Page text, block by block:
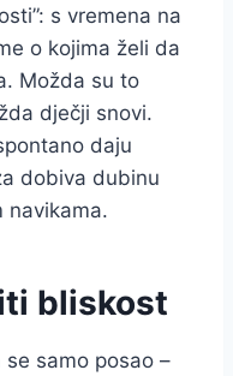
s vremena na
o kojima želi da
Možda su to
dječji snovi.
daju
dobiva dubinu
navikama.
bliskost
samo posao –